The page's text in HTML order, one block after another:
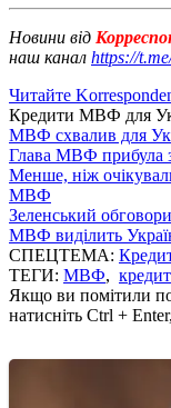
Новини від
наш канал https://
Читайте
Кредити МВФ для
МВФ схвалив для
Глава МВФ прибула
Менше, ніж
МВФ
Зеленський
МВФ виділить
СПЕЦТЕМА:
ТЕГИ: МВФ, кредит
Якщо ви помітили
натисніть Ctrl +